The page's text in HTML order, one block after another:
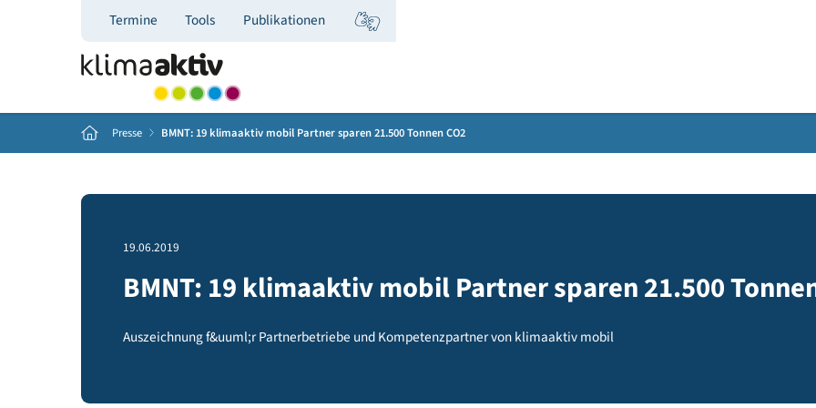
Termine Tools Publikationen
19.06.2019
BMNT: 19 klimaaktiv mobil Partner sparen 21.500